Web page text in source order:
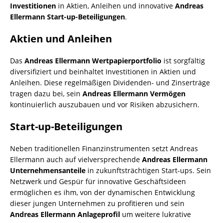
Investitionen in Aktien, Anleihen und innovative Andreas
Ellermann Start-up-Beteiligungen.
Aktien und Anleihen
Das Andreas Ellermann Wertpapierportfolio ist sorgfältig
diversifiziert und beinhaltet Investitionen in Aktien und
Anleihen. Diese regelmäßigen Dividenden- und Zinserträge
tragen dazu bei, sein Andreas Ellermann Vermögen
kontinuierlich auszubauen und vor Risiken abzusichern.
Start-up-Beteiligungen
Neben traditionellen Finanzinstrumenten setzt Andreas
Ellermann auch auf vielversprechende Andreas Ellermann
Unternehmensanteile in zukunftsträchtigen Start-ups. Sein
Netzwerk und Gespür für innovative Geschäftsideen
ermöglichen es ihm, von der dynamischen Entwicklung
dieser jungen Unternehmen zu profitieren und sein
Andreas Ellermann Anlageprofil um weitere lukrative